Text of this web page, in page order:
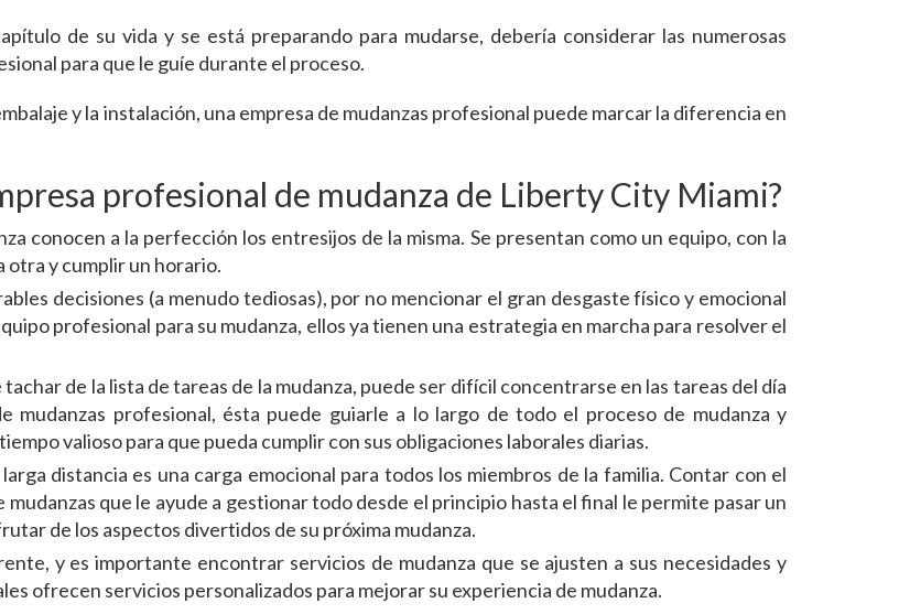
de su vida y se está preparando para mudarse, debería considerar las numerosas
para que le guíe durante el proceso.
y la instalación, una empresa de mudanzas profesional puede marcar la diferencia en
profesional de mudanza de Liberty City Miami?
conocen a la perfección los entresijos de la misma. Se presentan como un equipo, con la
otra y cumplir un horario.
decisiones (a menudo tediosas), por no mencionar el gran desgaste físico y emocional
profesional para su mudanza, ellos ya tienen una estrategia en marcha para resolver el
de la lista de tareas de la mudanza, puede ser difícil concentrarse en las tareas del día
mudanzas profesional, ésta puede guiarle a lo largo de todo el proceso de mudanza y
valioso para que pueda cumplir con sus obligaciones laborales diarias.
distancia es una carga emocional para todos los miembros de la familia. Contar con el
que le ayude a gestionar todo desde el principio hasta el final le permite pasar un
de los aspectos divertidos de su próxima mudanza.
y es importante encontrar servicios de mudanza que se ajusten a sus necesidades y
ofrecen servicios personalizados para mejorar su experiencia de mudanza.